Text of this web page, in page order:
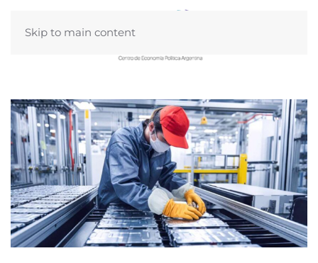
Skip to main content